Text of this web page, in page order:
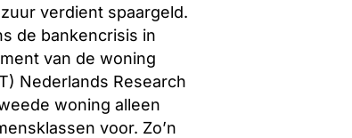
verdient spaargeld.
de bankencrisis in
van de woning
Nederlands Research
woning alleen
voor. Zo’n